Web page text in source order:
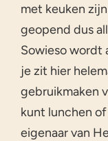
met keuken
geopend dus
Sowieso wordt
je zit hier
gebruikmaken
kunt lunchen
eigenaar van